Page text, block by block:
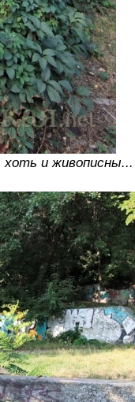
и живописны...